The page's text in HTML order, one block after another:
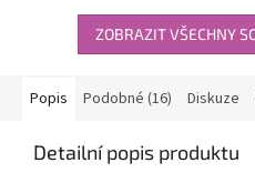
ZOBRAZIT VŠECHNY
Popis Podobné (16) Diskuze
Detailní popis produktu